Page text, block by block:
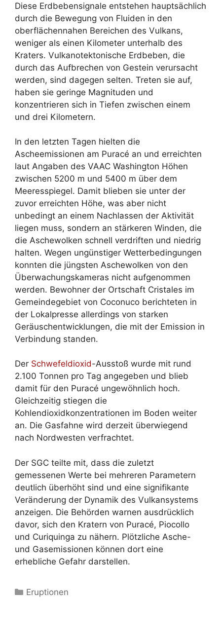
Diese Erdbebensignale entstehen hauptsächlich
durch die Bewegung von Fluiden in den
oberflächennahen Bereichen des Vulkans,
weniger als einen Kilometer unterhalb des
Kraters. Vulkanotektonische Erdbeben, die
durch das Aufbrechen von Gestein verursacht
werden, sind dagegen selten. Treten sie auf,
haben sie geringe Magnituden und
konzentrieren sich in Tiefen zwischen einem
und drei Kilometern.
In den letzten Tagen hielten die
Ascheemissionen am Puracé an und erreichten
laut Angaben des VAAC Washington Höhen
zwischen 5200 m und 5400 m über dem
Meeresspiegel. Damit blieben sie unter der
zuvor erreichten Höhe, was aber nicht
unbedingt an einem Nachlassen der Aktivität
liegen muss, sondern an stärkeren Winden, die
die Aschewolken schnell verdriften und niedrig
halten. Wegen ungünstiger Wetterbedingungen
konnten die jüngsten Aschewolken von den
Überwachungskameras nicht aufgenommen
werden. Bewohner der Ortschaft Cristales im
Gemeindegebiet von Coconuco berichteten in
der Lokalpresse allerdings von starken
Geräuschentwicklungen, die mit der Emission in
Verbindung standen.
Der Schwefeldioxid-Ausstoß wurde mit rund
2.100 Tonnen pro Tag angegeben und blieb
damit für den Puracé ungewöhnlich hoch.
Gleichzeitig stiegen die
Kohlendioxidkonzentrationen im Boden weiter
an. Die Gasfahne wird derzeit überwiegend
nach Nordwesten verfrachtet.
Der SGC teilte mit, dass die zuletzt
gemessenen Werte bei mehreren Parametern
deutlich überhöht sind und eine signifikante
Veränderung der Dynamik des Vulkansystems
anzeigen. Die Behörden warnen ausdrücklich
davor, sich den Kratern von Puracé, Piocollo
und Curiquinga zu nähern. Plötzliche Asche-
und Gasemissionen können dort eine
erhebliche Gefahr darstellen.
Kategorien
Eruptionen